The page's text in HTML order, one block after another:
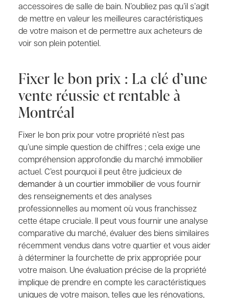
accessoires de salle de bain. N’oubliez pas qu’il s’agit
de mettre en valeur les meilleures caractéristiques
de votre maison et de permettre aux acheteurs de
voir son plein potentiel.
Fixer le bon prix : La clé d’une
vente réussie et rentable à
Montréal
Fixer le bon prix pour votre propriété n’est pas
qu’une simple question de chiffres ; cela exige une
compréhension approfondie du marché immobilier
actuel. C’est pourquoi il peut être judicieux de
demander à un courtier immobilierde vous fournir
des renseignements et des analyses
professionnelles au moment où vous franchissez
cette étape cruciale. Il peut vous fournir une analyse
comparative du marché, évaluer des biens similaires
récemment vendus dans votre quartier et vous aider
à déterminer la fourchette de prix appropriée pour
votre maison. Une évaluation précise de la propriété
implique de prendre en compte les caractéristiques
uniques de votre maison, telles que les rénovations,